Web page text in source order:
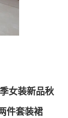
女装新品秋
件套装裙